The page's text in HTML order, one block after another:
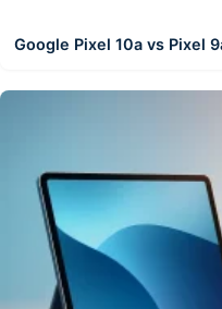
Google Pixel 10a vs Pixel